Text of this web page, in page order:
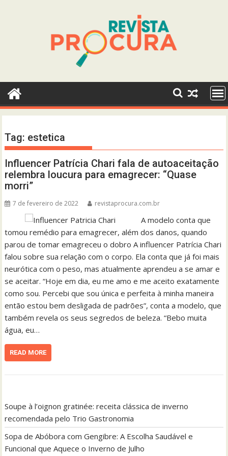
Tag: estetica
Influencer Patrícia Chari fala de autoaceitação
relembra loucura para emagrecer: “Quase
morri”
7 de fevereiro de 2022 revistaprocura.com.br
A modelo conta que
tomou remédio para emagrecer, além dos danos, quando
parou de tomar emagreceu o dobro A influencer Patrícia Chari
falou sobre sua relação com o corpo. Ela conta que já foi mais
neurótica com o peso, mas atualmente aprendeu a se amar e
se aceitar. “Hoje em dia, eu me amo e me aceito exatamente
como sou. Percebi que sou única e perfeita à minha maneira
então estou bem desligada de padrões”, conta a modelo, que
também revela os seus segredos de beleza. “Bebo muita
água, eu…
READ MORE
Soupe à l’oignon gratinée: receita clássica de inverno
recomendada pelo Trio Gastronomia
Sopa de Abóbora com Gengibre: A Escolha Saudável e
Funcional que Aquece o Inverno de Julho